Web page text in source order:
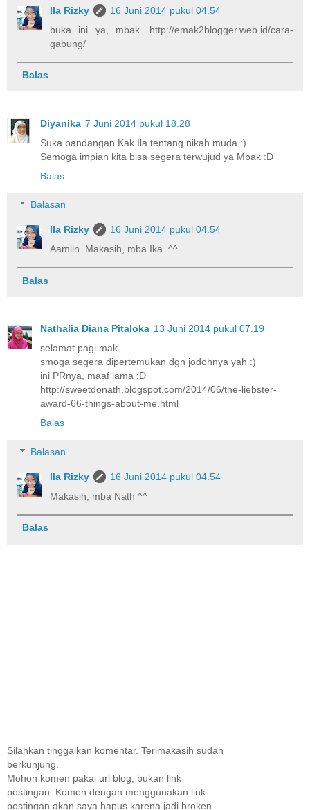
Ila Rizky
16 Juni 2014 pukul 04.54
buka ini ya, mbak. http://emak2blogger.web.id/cara-
gabung/
Balas
Diyanika 7 Juni 2014 pukul 18.28
Suka pandangan Kak Ila tentang nikah muda :)
Semoga impian kita bisa segera terwujud ya Mbak :D
Balas
Balasan
Ila Rizky
16 Juni 2014 pukul 04.54
Aamiin. Makasih, mba Ika. ^^
Balas
Nathalia Diana Pitaloka 13 Juni 2014 pukul 07.19
selamat pagi mak...
smoga segera dipertemukan dgn jodohnya yah :)
ini PRnya, maaf lama :D
http://sweetdonath.blogspot.com/2014/06/the-liebster-
award-66-things-about-me.html
Balas
Balasan
Ila Rizky
16 Juni 2014 pukul 04.54
Makasih, mba Nath ^^
Balas
Silahkan tinggalkan komentar. Terimakasih sudah
berkunjung.
Mohon komen pakai url blog, bukan link
postingan. Komen dengan menggunakan link
postingan akan saya hapus karena jadi broken